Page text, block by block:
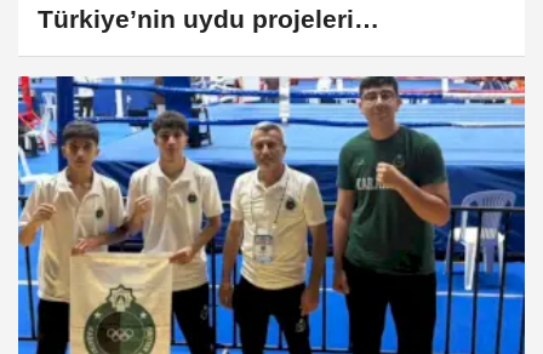
Türkiye’nin uydu projeleri
gündemde... İMECE-2 ve İMECE-3
tanıtıldı